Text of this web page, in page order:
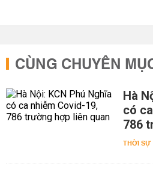
CÙNG CHUYÊN
Hà
có
786
THỜI SỰ